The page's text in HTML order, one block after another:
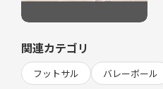
関連カテゴリ
フットサル バレーボール